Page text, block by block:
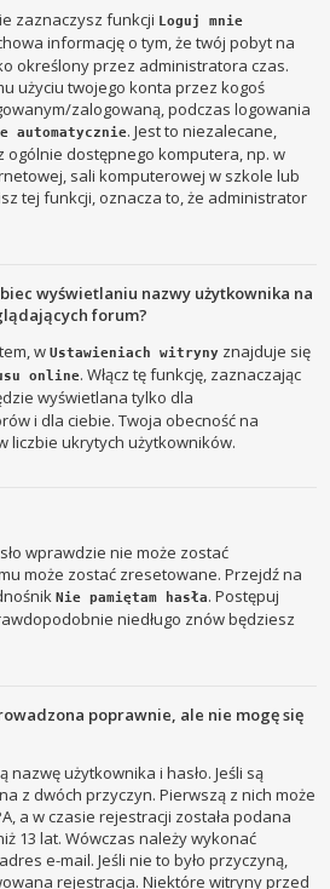
zaznaczysz funkcji Loguj mnie
informację o tym, że twój pobyt na
określony przez administratora czas.
użyciu twojego konta przez kogoś
zalogowaną, podczas logowania
automatycznie. Jest to niezalecane,
ogólnie dostępnego komputera, np. w
sali komputerowej w szkole lub
tej funkcji, oznacza to, że administrator
wyświetlaniu nazwy użytkownika na
forum?
wUstawieniach witryny znajduje się
online. Włącz tę funkcję, zaznaczając
wyświetlana tylko dla
i dla ciebie. Twoja obecność na
liczbie ukrytych użytkowników.
wprawdzie nie może zostać
może zostać zresetowane. Przejdź na
Nie pamiętam hasła. Postępuj
niedługo znów będziesz
poprawnie, ale nie mogę się
użytkownika i hasło. Jeśli są
z dwóch przyczyn. Pierwszą z nich może
a w czasie rejestracji została podana
13 lat. Wówczas należy wykonać
e-mail. Jeśli nie to było przyczyną,
rejestracja. Niektóre witryny przed